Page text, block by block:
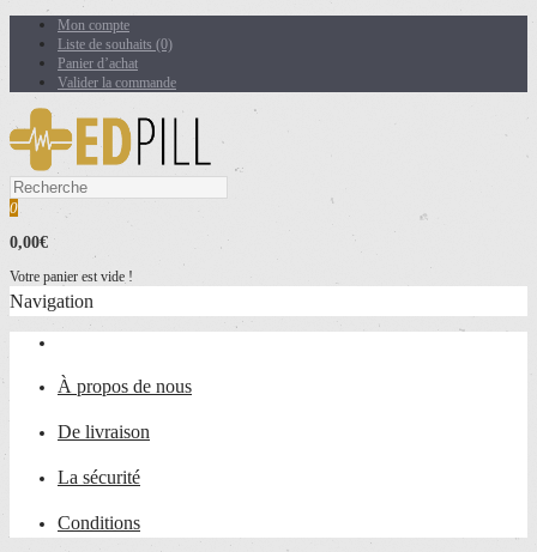
Mon compte
Liste de souhaits (0)
Panier d’achat
Valider la commande
0
0,00€
Votre panier est vide !
Navigation
À propos de nous
De livraison
La sécurité
Conditions